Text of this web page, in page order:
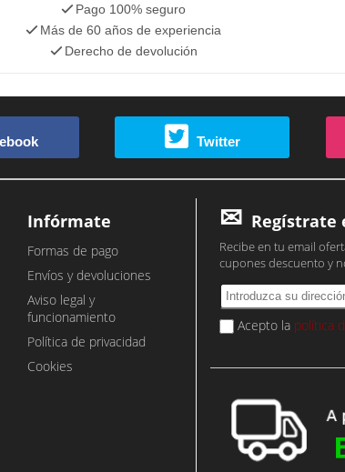
Pago 100% seguro
Más de 60 años de experiencia
Derecho de devolución
Twitter
Infórmate
Formas de pago
Envíos y devoluciones
Aviso legal y
funcionamiento
Política de privacidad
Cookies
Regístrate
Recibe en tu email
cupones descuento y
Acepto la política